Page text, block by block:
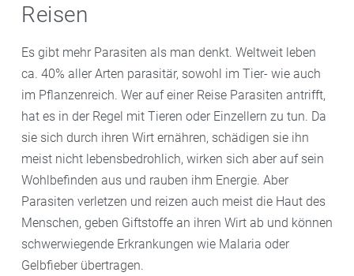
Reisen
Es gibt mehr Parasiten als man denkt. Weltweit leben
ca. 40% aller Arten parasitär, sowohl im Tier- wie auch
im Pflanzenreich. Wer auf einer Reise Parasiten antrifft,
hat es in der Regel mit Tieren oder Einzellern zu tun. Da
sie sich durch ihren Wirt ernähren, schädigen sie ihn
meist nicht lebensbedrohlich, wirken sich aber auf sein
Wohlbefinden aus und rauben ihm Energie. Aber
Parasiten verletzen und reizen auch meist die Haut des
Menschen, geben Giftstoffe an ihren Wirt ab und können
schwerwiegende Erkrankungen wie Malaria oder
Gelbfieber übertragen.